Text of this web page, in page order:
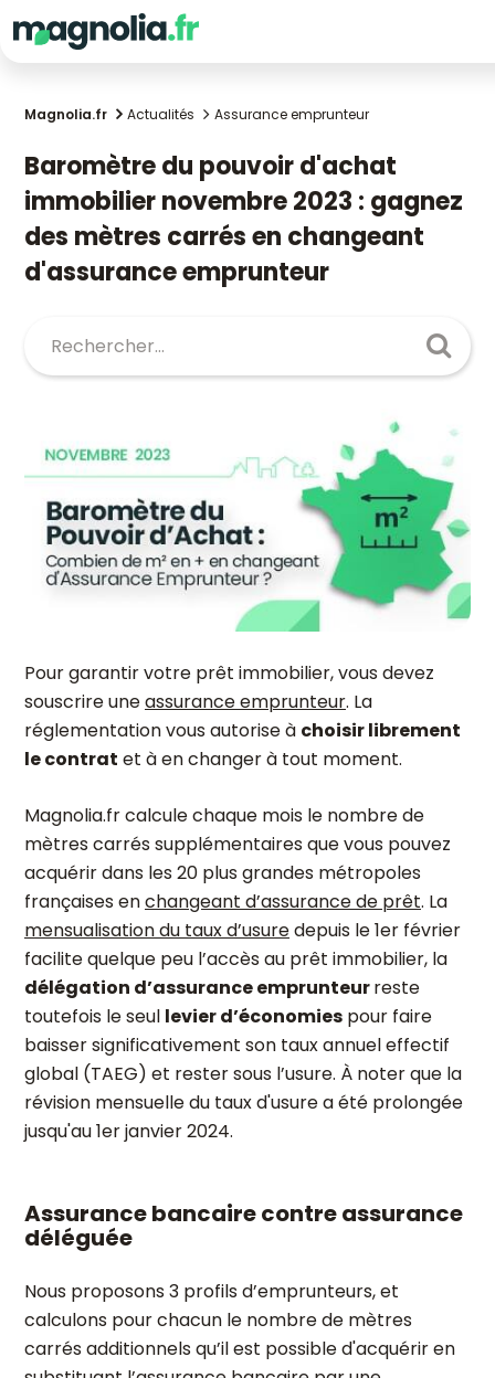
Magnolia.fr Actualités Assurance emprunteur
Baromètre du pouvoir d'achat
immobilier novembre 2023 : gagnez
des mètres carrés en changeant
d'assurance emprunteur
Pour garantir votre prêt immobilier, vous devez
souscrire uneassurance emprunteur. La
réglementation vous autorise à choisir librement
le contrat et à en changer à tout moment.
Magnolia.fr calcule chaque mois le nombre de
mètres carrés supplémentaires que vous pouvez
acquérir dans les 20 plus grandes métropoles
françaises enchangeant d’assurance de prêt. La
mensualisation du taux d’usuredepuis le 1er février
facilite quelque peu l’accès au prêt immobilier, la
délégation d’assurance emprunteurreste
toutefois le seul levier d’économies pour faire
baisser significativement son taux annuel effectif
global (TAEG) et rester sous l’usure. À noter que la
révision mensuelle du taux d'usure a été prolongée
jusqu'au 1er janvier 2024.
Assurance bancaire contre assurance
déléguée
Nous proposons 3 profils d’emprunteurs, et
calculons pour chacun le nombre de mètres
carrés additionnels qu’il est possible d'acquérir en